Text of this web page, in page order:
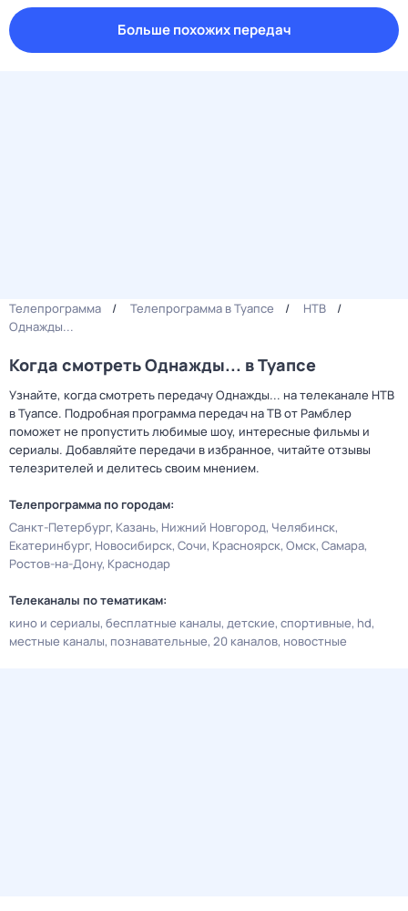
Больше похожих передач
Телепрограмма Телепрограмма в Туапсе
НТВ
Однажды...
Когда смотреть Однажды... в Туапсе
Узнайте, когда смотреть передачу Однажды... на телеканале НТВ
в Туапсе. Подробная программа передач на ТВ от Рамблер
поможет не пропустить любимые шоу, интересные фильмы и
сериалы. Добавляйте передачи в избранное, читайте отзывы
телезрителей и делитесь своим мнением.
Телепрограмма по городам:
Санкт-Петербург Казань Нижний Новгород Челябинск
Екатеринбург Новосибирск Сочи Красноярск Омск Самара
Ростов-на-Дону Краснодар
Телеканалы по тематикам:
кино и сериалы бесплатные каналы детские спортивные hd
местные каналы познавательные 20 каналов новостные